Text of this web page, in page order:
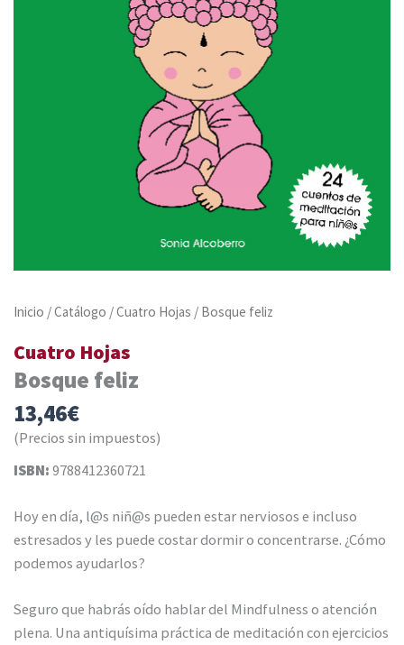
Inicio /Catálogo /Cuatro Hojas / Bosque feliz
Cuatro Hojas
Bosque feliz
13,46€
(Precios sin impuestos)
ISBN: 9788412360721
Hoy en día, l@s niñ@s pueden estar nerviosos e incluso
estresados y les puede costar dormir o concentrarse. ¿Cómo
podemos ayudarlos?
Seguro que habrás oído hablar del Mindfulness o atención
plena. Una antiquísima práctica de meditación con ejercicios